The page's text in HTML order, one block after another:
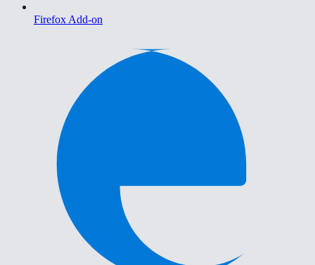
Firefox Add-on